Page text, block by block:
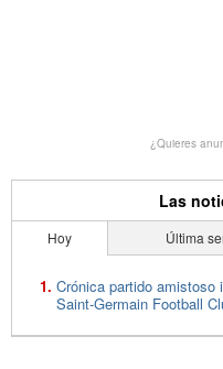
¿Quieres
Las
Hoy Última
Crónica partido amistoso
Saint-Germain Football